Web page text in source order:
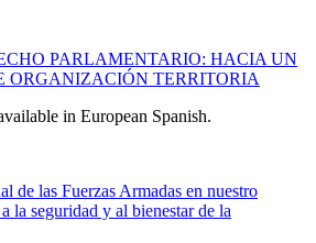
PARLAMENTARIO: HACIA UN
ORGANIZACIÓN TERRITORIA
in European Spanish.
de las Fuerzas Armadas en nuestro
la seguridad y al bienestar de la